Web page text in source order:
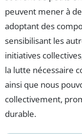
peuvent mener à
adoptant des
sensibilisant les
initiatives
la lutte nécessaire
ainsi que nous
collectivement,
durable.